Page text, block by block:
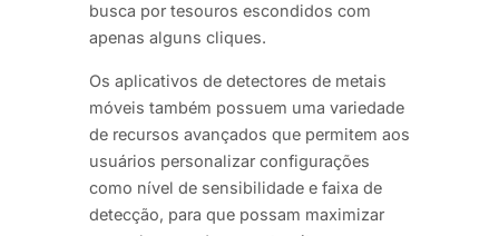
busca por tesouros escondidos com
apenas alguns cliques.
Os aplicativos de detectores de metais
móveis também possuem uma variedade
de recursos avançados que permitem aos
usuários personalizar configurações
como nível de sensibilidade e faixa de
detecção, para que possam maximizar